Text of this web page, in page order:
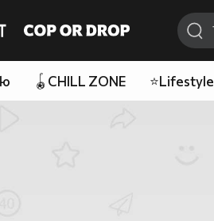
🪀CHILL ZONE ⭐Lifestyle